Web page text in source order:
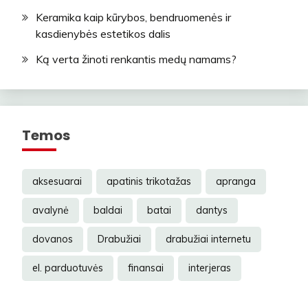
Keramika kaip kūrybos, bendruomenės ir
kasdienybės estetikos dalis
Ką verta žinoti renkantis medų namams?
Temos
aksesuarai apatinis trikotažas apranga
avalynė baldai batai dantys
dovanos Drabužiai drabužiai internetu
el. parduotuvės finansai interjeras